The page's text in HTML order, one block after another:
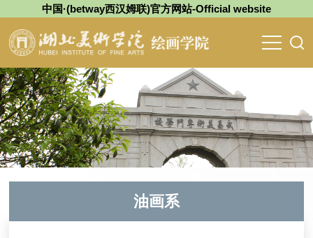
中国·(betway西汉姆联)官方网站-Official website
油画系